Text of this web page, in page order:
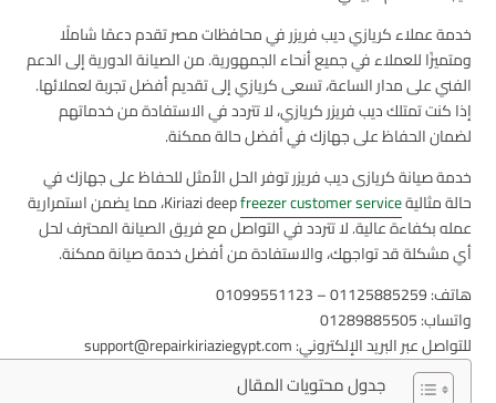
خدمة عملاء كريازي ديب فريزر في محافظات مصر تقدم دعمًا شاملًا
ومتميزًا للعملاء في جميع أنحاء الجمهورية. من الصيانة الدورية إلى الدعم
الفني على مدار الساعة، تسعى كريازي إلى تقديم أفضل تجربة لعملائها.
إذا كنت تمتلك ديب فريزر كريازي، لا تتردد في الاستفادة من خدماتهم
لضمان الحفاظ على جهازك في أفضل حالة ممكنة.
خدمة صيانة كريازى ديب فريزر توفر الحل الأمثل للحفاظ على جهازك في
حالة مثالية Kiriazi deepfreezer customer service
، مما يضمن استمرارية
عمله بكفاءة عالية. لا تتردد في التواصل مع فريق الصيانة المحترف لحل
أي مشكلة قد تواجهك، والاستفادة من أفضل خدمة صيانة ممكنة.
هاتف: 01125885259 – 01099551123
واتساب: 01289885505
للتواصل عبر البريد الإلكتروني: support@repairkiriaziegypt.com
جدول محتويات المقال